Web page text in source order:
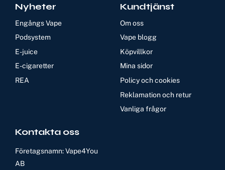
Nyheter
Engångs Vape
Podsystem
E-juice
E-cigaretter
REA
Kundtjänst
Om oss
Vape blogg
Köpvillkor
Mina sidor
Policy och cookies
Reklamation och retur
Vanliga frågor
Kontakta oss
Företagsnamn: Vape4You
AB